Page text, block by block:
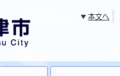
本文へ